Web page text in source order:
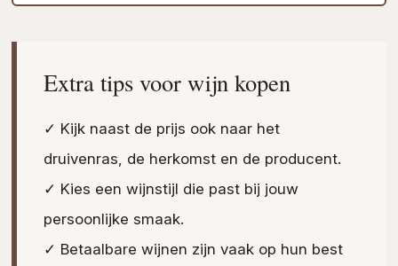
Extra tips voor wijn kopen
✓ Kijk naast de prijs ook naar het
druivenras, de herkomst en de producent.
✓ Kies een wijnstijl die past bij jouw
persoonlijke smaak.
✓ Betaalbare wijnen zijn vaak op hun best